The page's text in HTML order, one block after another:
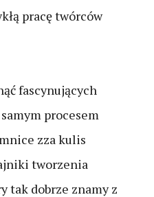
pracę twórców
fascynujących
procesem
zza kulis
tworzenia
tak dobrze znamy z